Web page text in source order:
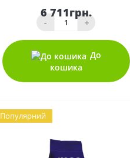
6 711грн.
- +
До
кошика
Популярний